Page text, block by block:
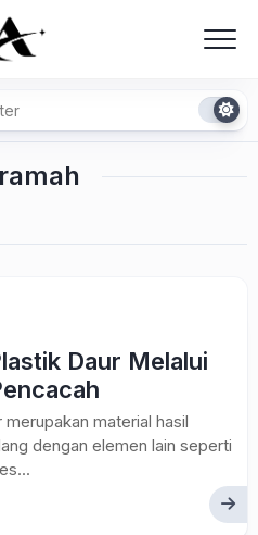
Daur Melalui
material hasil
dengan elemen lain seperti